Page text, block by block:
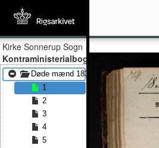
Kirke Sonnerup Sogn
Kontraministerialbog
Døde mænd 1834 - Døde mænd 1848
1
2
3
4
5